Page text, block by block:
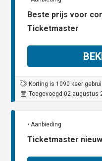
Beste prijs voor
Ticketmaster
Korting is 1090 keer
Toegevoegd 02 augustus
• Aanbieding
Ticketmaster